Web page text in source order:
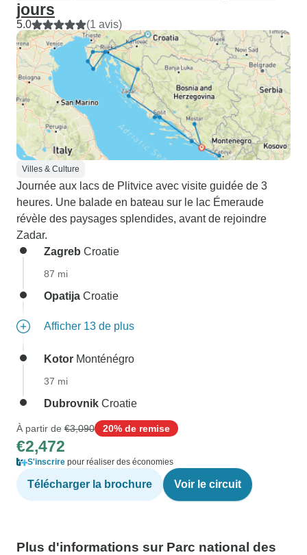
jours
5.0 (1 avis)
Villes & Culture
Journée aux lacs de Plitvice avec visite guidée de 3
heures. Une balade en bateau sur le lac Émeraude
révèle des paysages splendides, avant de rejoindre
Zadar.
Zagreb Croatie
87 mi
Opatija Croatie
Afficher 13 de plus
Kotor Monténégro
37 mi
Dubrovnik Croatie
À partir de €3,090 20% de remise
€2,472
S'inscrire pour réaliser des économies
Télécharger la brochure Voir le circuit
Plus d'informations sur Parc national des